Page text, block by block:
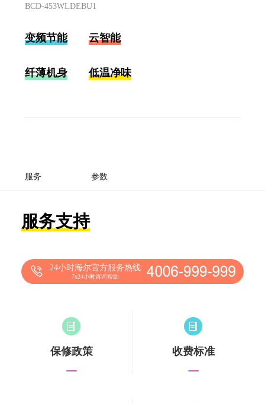
BCD-453WLDEBU1
变频节能 云智能
纤薄机身 低温净味
服务 参数
服务支持
24小时海尔官方服务热线
7x24小时咨询帮助
保修政策 收费标准